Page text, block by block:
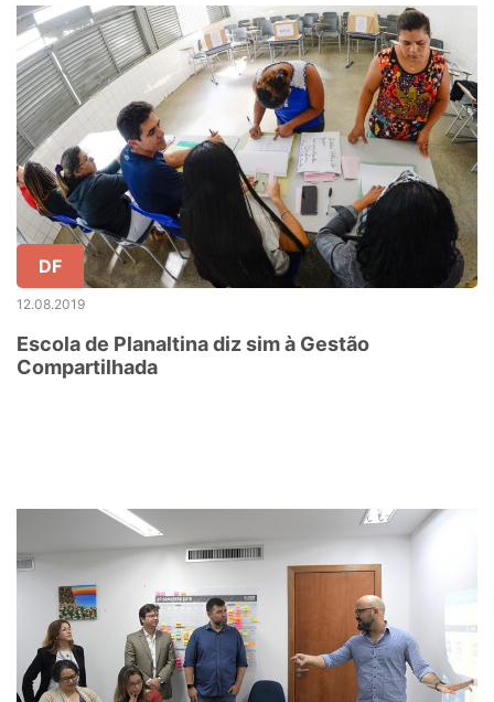
DF
12.08.2019
Escola de Planaltina diz sim à Gestão
Compartilhada